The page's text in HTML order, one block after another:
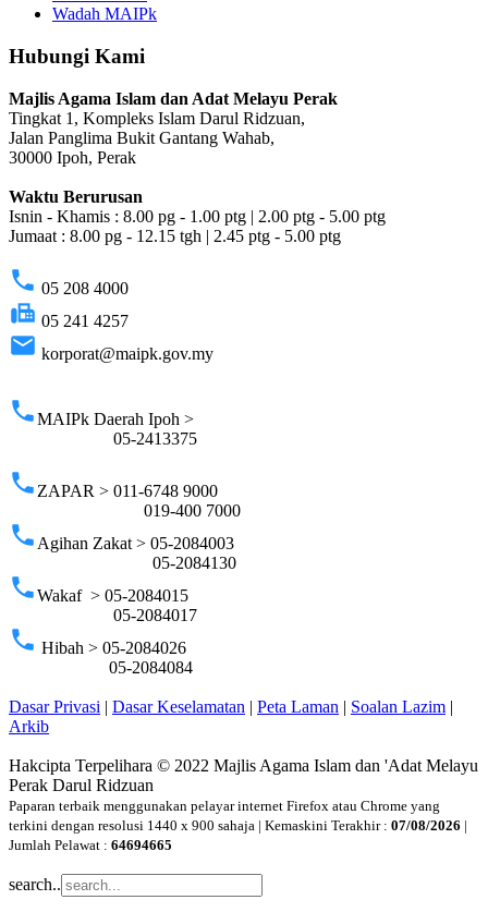
Wadah MAIPk
Hubungi Kami
Majlis Agama Islam dan Adat Melayu Perak
Tingkat 1, Kompleks Islam Darul Ridzuan,
Jalan Panglima Bukit Gantang Wahab,
30000 Ipoh, Perak
Waktu Berurusan
Isnin - Khamis : 8.00 pg - 1.00 ptg | 2.00 ptg - 5.00 ptg
Jumaat : 8.00 pg - 12.15 tgh | 2.45 ptg - 5.00 ptg
phone 05 208 4000
fax 05 241 4257
email korporat@maipk.gov.my
phoneMAIPk Daerah Ipoh >
05-2413375
phone ZAPAR > 011-6748 9000
019-400 7000
phone Agihan Zakat > 05-2084003
05-2084130
phoneWakaf > 05-2084015
05-2084017
phone Hibah > 05-2084026
05-2084084
Dasar Privasi | Dasar Keselamatan | Peta Laman | Soalan Lazim |
Arkib
Hakcipta Terpelihara © 2022 Majlis Agama Islam dan 'Adat Melayu
Perak Darul Ridzuan
Paparan terbaik menggunakan pelayar internet Firefox atau Chrome yang
terkini dengan resolusi 1440 x 900 sahaja | Kemaskini Terakhir : 07/08/2026 |
Jumlah Pelawat : 64694665
search..